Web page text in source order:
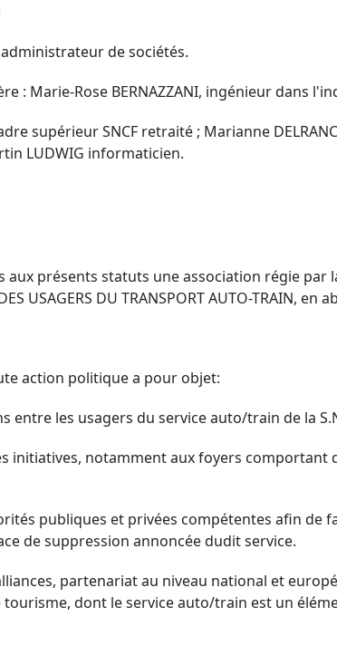
administrateur de sociétés.
: Marie-Rose BERNAZZANI, ingénieur dans
supérieur SNCF retraité ; Marianne
LUDWIG informaticien.
aux présents statuts une association régie par
USAGERS DU TRANSPORT AUTO-TRAIN, en
action politique a pour objet:
entre les usagers du service auto/train de la
initiatives, notamment aux foyers comportant
publiques et privées compétentes afin de
de suppression annoncée dudit service.
partenariat au niveau national et
tourisme, dont le service auto/train est un